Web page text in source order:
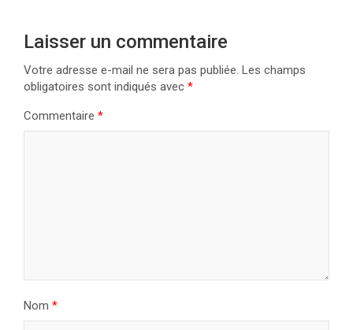
Laisser un commentaire
Votre adresse e-mail ne sera pas publiée. Les champs
obligatoires sont indiqués avec *
Commentaire *
Nom *